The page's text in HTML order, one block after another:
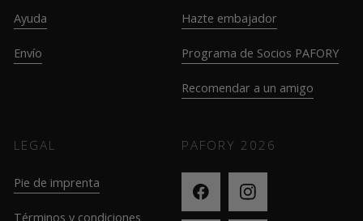
Ayuda
Envío
Hazte embajador
Programa de Socios PAFORY
Recomendar a un amigo
LEGAL
Pie de imprenta
Términos y condiciones
PAFORY 2026